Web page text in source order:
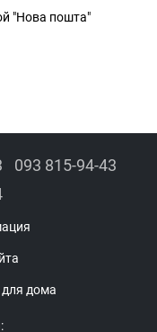
"Нова пошта"
093 815-94-43
дома